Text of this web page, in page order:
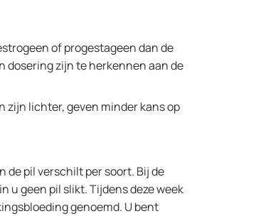
of progestageen dan de
zijn te herkennen aan de
zijn lichter, geven minder kans op
de pil verschilt per soort. Bij de
u geen pil slikt. Tijdens deze week
genoemd. U bent